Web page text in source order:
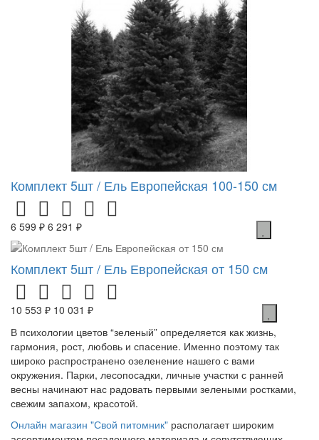
Комплект 5шт / Ель Европейская 100-150 см
6 599 ₽ 6 291 ₽
Комплект 5шт / Ель Европейская от 150 см
10 553 ₽ 10 031 ₽
В психологии цветов “зеленый” определяется как жизнь,
гармония, рост, любовь и спасение. Именно поэтому так
широко распространено озеленение нашего с вами
окружения. Парки, лесопосадки, личные участки с ранней
весны начинают нас радовать первыми зелеными ростками,
свежим запахом, красотой.
Онлайн магазин "Свой питомник" располагает широким